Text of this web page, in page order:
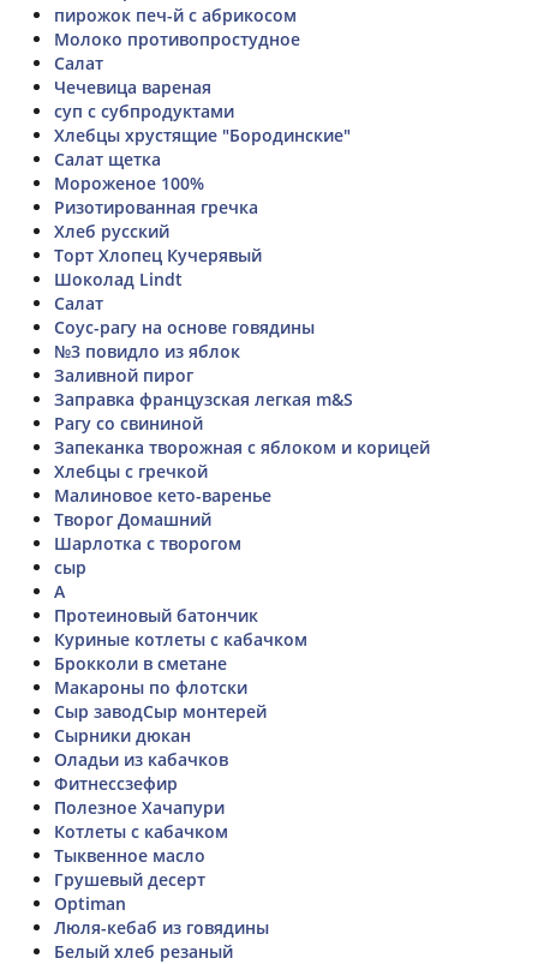
пирожок печ-й с абрикосом
Молоко противопростудное
Салат
Чечевица вареная
суп с субпродуктами
Хлебцы хрустящие "Бородинские"
Салат щетка
Мороженое 100%
Ризотированная гречка
Хлеб русский
Торт Хлопец Кучерявый
Шоколад Lindt
Салат
Соус-рагу на основе говядины
№3 повидло из яблок
Заливной пирог
Заправка французская легкая m&S
Рагу со свининой
Запеканка творожная с яблоком и корицей
Хлебцы с гречкой
Малиновое кето-варенье
Творог Домашний
Шарлотка с творогом
сыр
А
Протеиновый батончик
Куриные котлеты с кабачком
Брокколи в сметане
Макароны по флотски
Сыр заводСыр монтерей
Сырники дюкан
Оладьи из кабачков
Фитнессзефир
Полезное Хачапури
Котлеты с кабачком
Тыквенное масло
Грушевый десерт
Optiman
Люля-кебаб из говядины
Белый хлеб резаный